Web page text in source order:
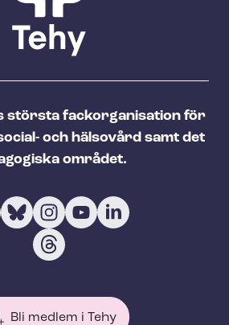
största fackorganisation för
och hälsovård samt det
området.
Bli medlem i Tehy